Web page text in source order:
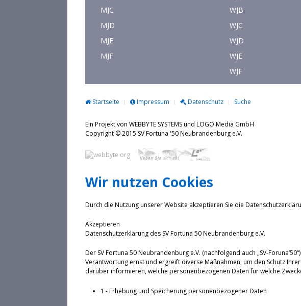
MJC
MJD
MJE
MJF
WJB
WJC
WJD
WJE
WJF
Startseite Impressum Datenschutz Suche
Ein Projekt von WEBBYTE SYSTEMS und LOGO Media GmbH
Copyright © 2015 SV Fortuna '50 Neubrandenburg e.V.
Wir nutzen Cookies
Durch die Nutzung unserer Website akzeptieren Sie die
Akzeptieren
Datenschutzerklärung des SV Fortuna 50 Neubrandenburg e.V.
Der SV Fortuna 50 Neubrandenburg e.V. (nachfolgend auch „SV-
Verantwortung ernst und ergreift diverse Maßnahmen, um den Schutz
darüber informieren, welche personenbezogenen Daten für welche
1 - Erhebung und Speicherung personenbezogener Daten